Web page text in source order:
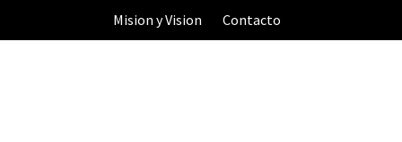
Mision y Vision Contacto